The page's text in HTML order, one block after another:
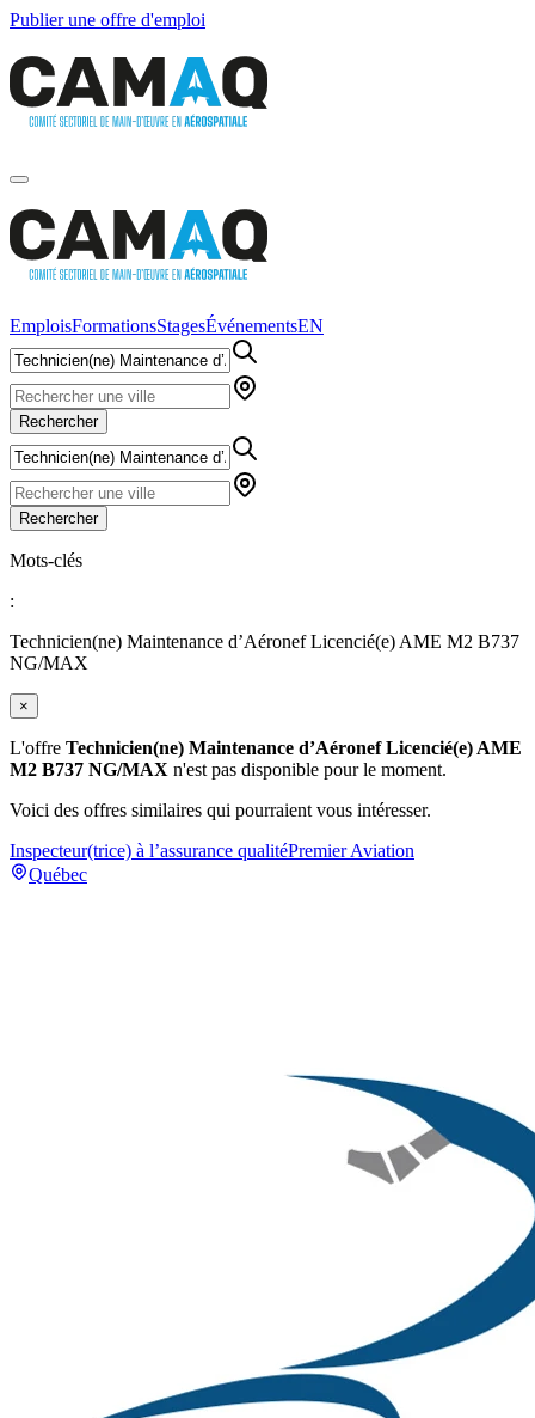
Publier une offre d'emploi
EmploisFormationsStagesÉvénementsEN
Rechercher
Rechercher
Mots-clés
:
Technicien(ne) Maintenance d’Aéronef Licencié(e) AME M2 B737
NG/MAX
×
L'offre Technicien(ne) Maintenance d’Aéronef Licencié(e) AME
M2 B737 NG/MAX n'est pas disponible pour le moment.
Voici des offres similaires qui pourraient vous intéresser.
Inspecteur(trice) à l’assurance qualitéPremier Aviation
Québec